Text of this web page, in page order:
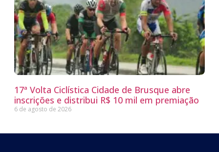
17ª Volta Ciclística Cidade de Brusque abre
inscrições e distribui R$ 10 mil em premiação
6 de agosto de 2026